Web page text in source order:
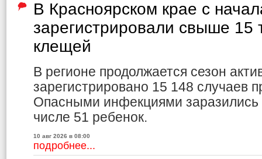
В Красноярском крае с
зарегистрировали свыше 15
клещей
В регионе продолжается сезон
зарегистрировано 15 148 случаев
Опасными инфекциями заразились
числе 51 ребенок.
10 авг 2026 в 08:00
подробнее...